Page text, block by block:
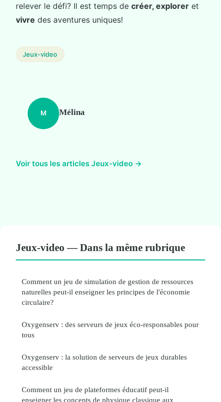
relever le défi? Il est temps de créer, explorer et
vivre des aventures uniques!
Jeux-video
M Mélina
Voir tous les articles Jeux-video →
Jeux-video — Dans la même rubrique
Comment un jeu de simulation de gestion de ressources
naturelles peut-il enseigner les principes de l'économie
circulaire?
Oxygenserv : des serveurs de jeux éco-responsables pour
tous
Oxygenserv : la solution de serveurs de jeux durables
accessible
Comment un jeu de plateformes éducatif peut-il
enseigner les concepts de physique classique aux